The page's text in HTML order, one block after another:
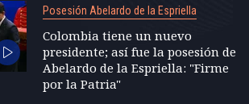
Posesión Abelardo de la Espriella
Colombia tiene un nuevo
presidente; así fue la posesión de
Abelardo de la Espriella: "Firme
por la Patria"